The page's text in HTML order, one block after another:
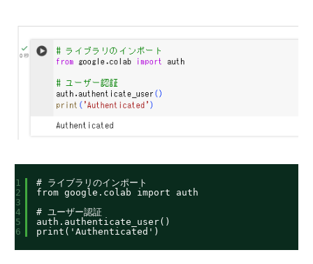
1
2
3
4
5
6
# ライブラリのインポート
from google.colab import auth
# ユーザー認証
auth.authenticate_user()
print('Authenticated')